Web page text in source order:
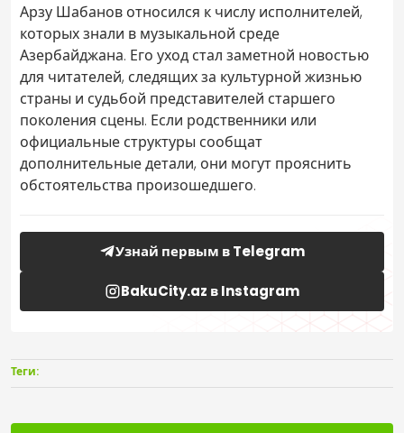
Арзу Шабанов относился к числу исполнителей,
которых знали в музыкальной среде
Азербайджана. Его уход стал заметной новостью
для читателей, следящих за культурной жизнью
страны и судьбой представителей старшего
поколения сцены. Если родственники или
официальные структуры сообщат
дополнительные детали, они могут прояснить
обстоятельства произошедшего.
Узнай первым в Telegram
BakuCity.az в Instagram
Теги: